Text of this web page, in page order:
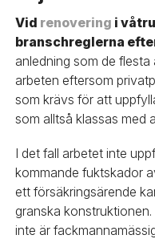
Vid renovering i
branschreglerna
anledning som de
arbeten eftersom
som krävs för att
som alltså klassas med
I det fall arbetet inte
kommande fuktskador
ett försäkringsärende
granska
inte är